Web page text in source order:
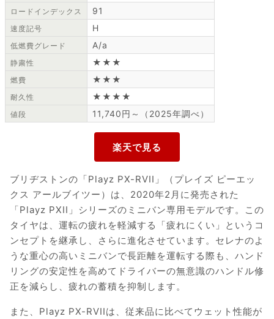
ロードインデックス 91
速度記号 H
低燃費グレード A/a
静粛性 ★★★
燃費 ★★★
耐久性 ★★★★
値段 11,740円～（2025年調べ）
ブリヂストンの「Playz PX-RVII」（プレイズ ピーエッ
クス アールブイツー）は、2020年2月に発売された
「Playz PXII」シリーズのミニバン専用モデルです。この
タイヤは、運転の疲れを軽減する「疲れにくい」というコ
ンセプトを継承し、さらに進化させています。セレナのよ
うな重心の高いミニバンで長距離を運転する際も、ハンド
リングの安定性を高めてドライバーの無意識のハンドル修
正を減らし、疲れの蓄積を抑制します。
また、Playz PX-RVIIは、従来品に比べてウェット性能が